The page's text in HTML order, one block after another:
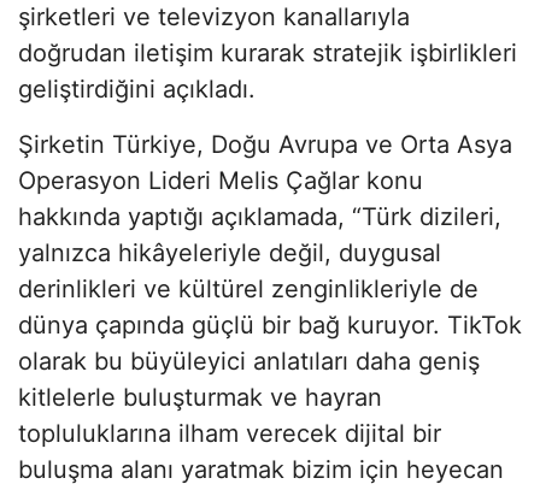
şirketleri ve televizyon kanallarıyla
doğrudan iletişim kurarak stratejik işbirlikleri
geliştirdiğini açıkladı.
Şirketin Türkiye, Doğu Avrupa ve Orta Asya
Operasyon Lideri Melis Çağlar konu
hakkında yaptığı açıklamada, “Türk dizileri,
yalnızca hikâyeleriyle değil, duygusal
derinlikleri ve kültürel zenginlikleriyle de
dünya çapında güçlü bir bağ kuruyor. TikTok
olarak bu büyüleyici anlatıları daha geniş
kitlelerle buluşturmak ve hayran
topluluklarına ilham verecek dijital bir
buluşma alanı yaratmak bizim için heyecan